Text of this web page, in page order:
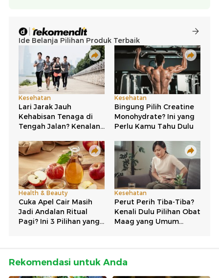
Rekomendasi untuk Anda